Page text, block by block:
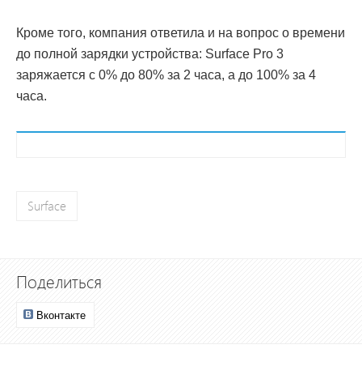
Кроме того, компания ответила и на вопрос о времени
до полной зарядки устройства: Surface Pro 3
заряжается с 0% до 80% за 2 часа, а до 100% за 4
часа.
Surface
Поделиться
Вконтакте